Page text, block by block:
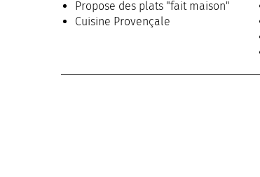
Propose des plats "fait maison"
Cuisine Provençale